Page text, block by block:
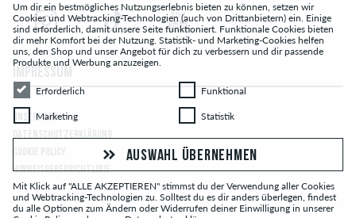
UNSERE AGB
DATENSCHUTZERKLÄRUNG
HINWEISGEBERRICHTLINIE
Um dir ein bestmögliches Nutzungserlebnis bieten zu können, setzen wir
Cookies und Webtracking-Technologien (auch von Drittanbietern) ein. Einige
sind erforderlich, damit unsere Seite funktioniert. Funktionale Cookies bieten
dir mehr Komfort bei der Nutzung. Statistik- und Marketing-Cookies helfen
uns, den Shop und unser Angebot für dich zu verbessern und dir passende
Produkte und Werbung anzuzeigen.
Erforderlich
Erforderlich FunktionalFunktional
MarketingMarketing StatistikStatistik
AUSWAHL ÜBERNEHMEN
Mit Klick auf "ALLE AKZEPTIEREN" stimmst du der Verwendung aller Cookies
und Webtracking-Technologien zu. Solltest du es dir anders überlegen, findest
du alle Optionen zum Ändern oder Widerrufen deiner Einwilligung in unserer